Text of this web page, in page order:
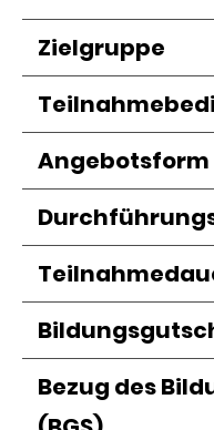
Zielgruppe
Angebotsform
Bezug des